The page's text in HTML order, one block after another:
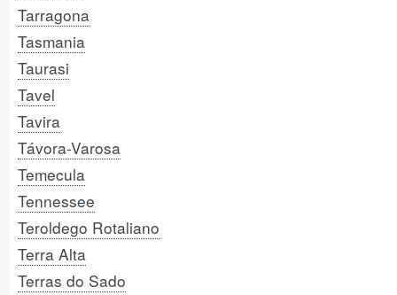
Tarragona
Tasmania
Taurasi
Tavel
Tavira
Távora-Varosa
Temecula
Tennessee
Teroldego Rotaliano
Terra Alta
Terras do Sado